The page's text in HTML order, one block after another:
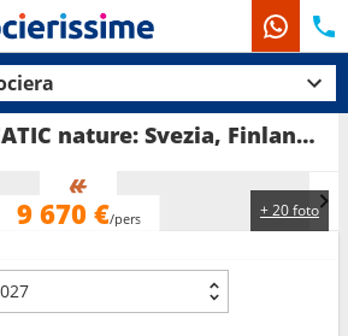
Crociera HANSEATIC nature: Svezia, Finlandia, Lettonia, Islanda, Lituania, Polonia, Danimarca, Germania in partenza da Hamburg Cruise Parade
+ 20 foto
9 670 €/pers